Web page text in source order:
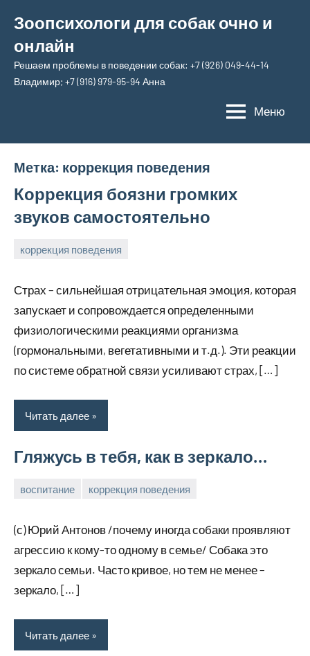
содержимому
Зоопсихологи для собак очно и
онлайн
Решаем проблемы в поведении собак: +7 (926) 049-44-14
Владимир; +7 (916) 979-95-94 Анна
Меню
Метка: коррекция поведения
Коррекция боязни громких
звуков самостоятельно
коррекция поведения
2025
Анна
Страх – сильнейшая отрицательная эмоция, которая
запускает и сопровождается определенными
физиологическими реакциями организма
(гормональными, вегетативными и т.д.). Эти реакции
по системе обратной связи усиливают страх, […]
Читать далее
Гляжусь в тебя, как в зеркало…
воспитание коррекция поведения
2025
(с) Юрий Антонов /почему иногда собаки проявляют
агрессию к кому-то одному в семье/ Собака это
зеркало семьи. Часто кривое, но тем не менее –
зеркало, […]
Читать далее